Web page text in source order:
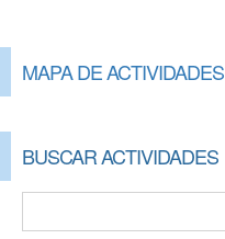
MAPA DE ACTIVIDADES
BUSCAR ACTIVIDADES